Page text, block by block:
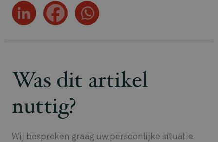
Was dit artikel
nuttig?
Wij bespreken graag uw persoonlijke situatie